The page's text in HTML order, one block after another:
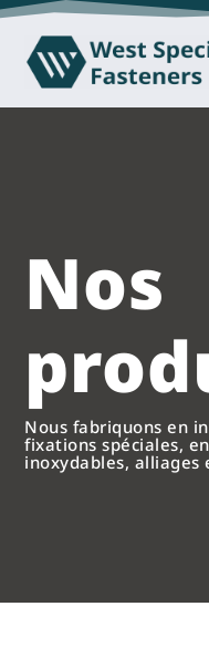
Nos
Nous fabriquons en
fixations spéciales,
inoxydables,